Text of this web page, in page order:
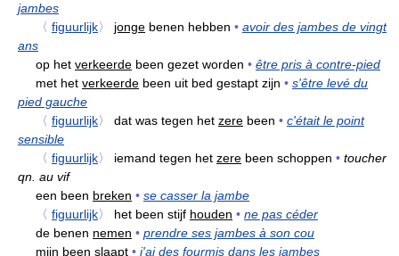
jambes
〈 figuurlijk〉 jonge benen hebben • avoir des jambes de vingt
ans
op het verkeerde been gezet worden • être pris à contre-pied
met het verkeerde been uit bed gestapt zijn • s'être levé du
pied gauche
〈 figuurlijk〉 dat was tegen het zere been • c'était le point
sensible
〈 figuurlijk〉 iemand tegen het zere been schoppen • toucher
qn. au vif
een been breken • se casser la jambe
〈 figuurlijk〉 het been stijf houden • ne pas céder
de benen nemen • prendre ses jambes à son cou
mijn been slaapt • j'ai des fourmis dans les jambes